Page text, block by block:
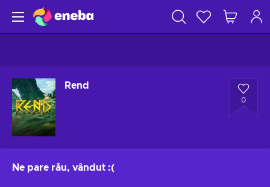
Rend
0
Ne pare rău, vândut :(